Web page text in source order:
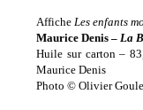
Affiche Les enfants
Maurice Denis – La
Huile sur carton –
Maurice Denis
Photo © Olivier